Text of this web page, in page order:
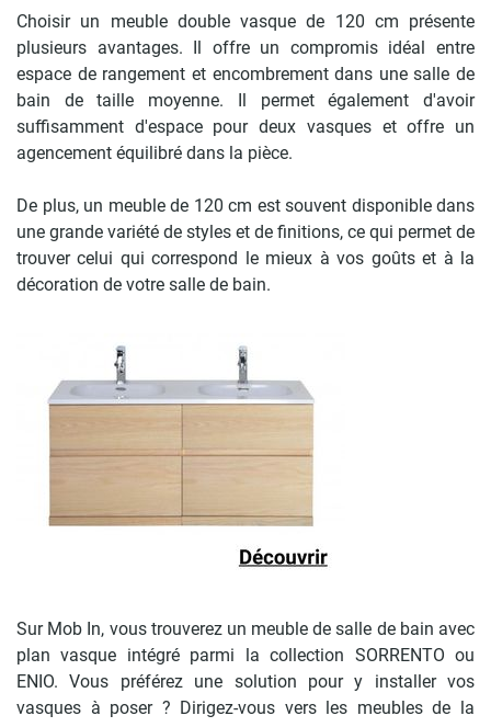
Choisir un meuble double vasque de 120 cm présente
plusieurs avantages. Il offre un compromis idéal entre
espace de rangement et encombrement dans une salle de
bain de taille moyenne. Il permet également d'avoir
suffisamment d'espace pour deux vasques et offre un
agencement équilibré dans la pièce.
De plus, un meuble de 120 cm est souvent disponible dans
une grande variété de styles et de finitions, ce qui permet de
trouver celui qui correspond le mieux à vos goûts et à la
décoration de votre salle de bain.
Sur Mob In, vous trouverez un meuble de salle de bain avec
plan vasque intégré parmi la collection SORRENTO ou
ENIO. Vous préférez une solution pour y installer vos
vasques à poser ? Dirigez-vous vers les meubles de la